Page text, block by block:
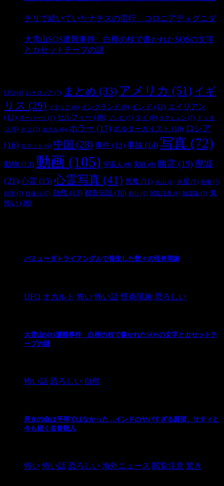
チリで続いていたナチスの蛮行、コロニアディグニダ
大雪山SOS遭難事件 白樺の枝で書かれたSOSの文字
とカセットテープの謎
UFO (6) おそロシア (7) まとめ (33) アメリカ (51) イギ
リス (29) イタリア (6) イングランド (9) インド (11) エイリアン
(12) オーパーツ (7) セルフィー (10) ゾンビ (7) タイ (9) タマヒュン (7)
ドッキ
リ (8) ネコ (7) ホテル (6) ホラー (17) ポルターガイスト (10) ロシア
(16)
ロボット (6) 中国 (28) 事件 (13) 事故 (14) 写真 (72)
動物 (13) 動画 (105) 宇宙人 (9) 実験 (9) 幽霊 (19) 廃墟
(21) 心霊 (15) 心霊写真 (41) 悪魔 (11) 火山 (6) 火星 (9) 画像 (7)
科学 (7) 自撮り (7) 自然 (13) 都市伝説 (10) 釣り (6) 閲覧注意 (6) 陰謀論 (7) 鬼
怖い (10)
バミューダトライアングルで発生した数々の怪奇現象
UFO オカルト 怖い 怖い話 怪奇現象 恐ろしい
大雪山SOS遭難事件 白樺の枝で書かれたSOSの文字とカセットテ
ープの謎
怖い話 恐ろしい 自然
男女の命は平等ではなかった…インドのヤバすぎる風習、サティと
今も続く名誉殺人
怖い 怖い話 恐ろしい 海外ニュース 閲覧注意 驚き